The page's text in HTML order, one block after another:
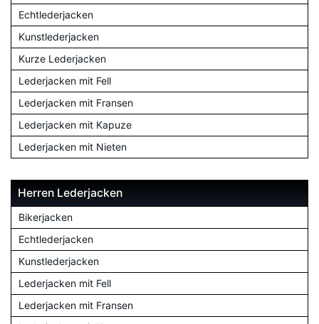
Echtlederjacken
Kunstlederjacken
Kurze Lederjacken
Lederjacken mit Fell
Lederjacken mit Fransen
Lederjacken mit Kapuze
Lederjacken mit Nieten
Herren Lederjacken
Bikerjacken
Echtlederjacken
Kunstlederjacken
Lederjacken mit Fell
Lederjacken mit Fransen